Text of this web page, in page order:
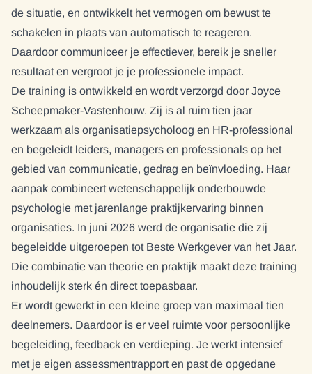
de situatie, en ontwikkelt het vermogen om bewust te
schakelen in plaats van automatisch te reageren.
Daardoor communiceer je effectiever, bereik je sneller
resultaat en vergroot je je professionele impact.
De training is ontwikkeld en wordt verzorgd door Joyce
Scheepmaker-Vastenhouw. Zij is al ruim tien jaar
werkzaam als organisatiepsycholoog en HR-professional
en begeleidt leiders, managers en professionals op het
gebied van communicatie, gedrag en beïnvloeding. Haar
aanpak combineert wetenschappelijk onderbouwde
psychologie met jarenlange praktijkervaring binnen
organisaties. In juni 2026 werd de organisatie die zij
begeleidde uitgeroepen tot Beste Werkgever van het Jaar.
Die combinatie van theorie en praktijk maakt deze training
inhoudelijk sterk én direct toepasbaar.
Er wordt gewerkt in een kleine groep van maximaal tien
deelnemers. Daardoor is er veel ruimte voor persoonlijke
begeleiding, feedback en verdieping. Je werkt intensief
met je eigen assessmentrapport en past de opgedane